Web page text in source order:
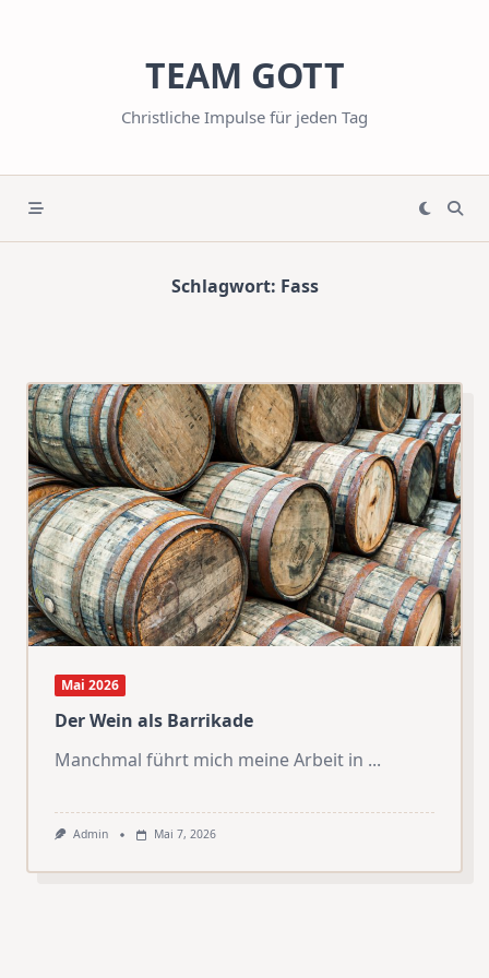
TEAM GOTT
Christliche Impulse für jeden Tag
Schlagwort: Fass
Mai 2026
Der Wein als Barrikade
Manchmal führt mich meine Arbeit in ...
Admin Mai 7, 2026